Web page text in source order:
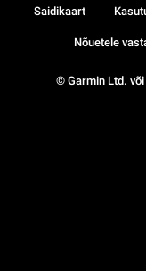
© Garmin Ltd.
Saidikaart
Nõuetele